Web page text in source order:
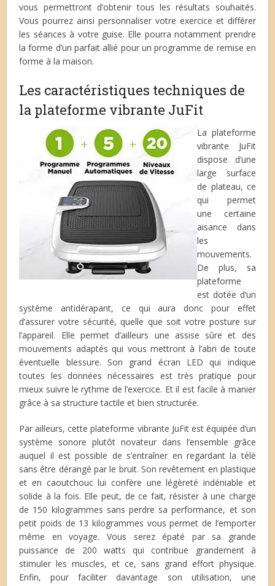
vous permettront d’obtenir tous les résultats souhaités.
Vous pourrez ainsi personnaliser votre exercice et différer
les séances à votre guise. Elle pourra notamment prendre
la forme d’un parfait allié pour un programme de remise en
forme à la maison.
Les caractéristiques techniques de
la plateforme vibrante JuFit
La plateforme
vibrante JuFit
dispose d’une
large surface
de plateau, ce
qui permet
une certaine
aisance dans
les
mouvements.
De plus, sa
plateforme
est dotée d’un
système antidérapant, ce qui aura donc pour effet
d’assurer votre sécurité, quelle que soit votre posture sur
l’appareil. Elle permet d’ailleurs une assise sûre et des
mouvements adaptés qui vous mettront à l’abri de toute
éventuelle blessure. Son grand écran LED qui indique
toutes les données nécessaires est très pratique pour
mieux suivre le rythme de l’exercice. Et il est facile à manier
grâce à sa structure tactile et bien structurée.
Par ailleurs, cette plateforme vibrante JuFit est équipée d’un
système sonore plutôt novateur dans l’ensemble grâce
auquel il est possible de s’entraîner en regardant la télé
sans être dérangé par le bruit. Son revêtement en plastique
et en caoutchouc lui confère une légèreté indéniable et
solide à la fois. Elle peut, de ce fait, résister à une charge
de 150 kilogrammes sans perdre sa performance, et son
petit poids de 13 kilogrammes vous permet de l’emporter
même en voyage. Vous serez épaté par sa grande
puissance de 200 watts qui contribue grandement à
stimuler les muscles, et ce, sans grand effort physique.
Enfin, pour faciliter davantage son utilisation, une